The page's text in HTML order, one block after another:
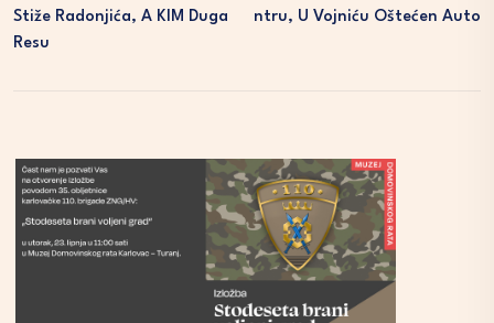
Stiže Radonjića, A KIM Duga
Resu
Ntru, U Vojniću Oštećen Auto